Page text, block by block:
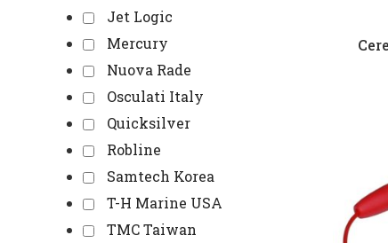
Jet Logic
Mercury
Nuova Rade
Osculati Italy
Quicksilver
Robline
Samtech Korea
T-H Marine USA
TMC Taiwan